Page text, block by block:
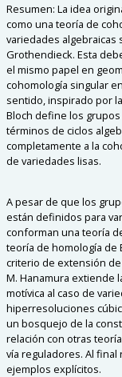
Resumen:La idea
como una teoría de
variedades algebraicas
Grothendieck. Esta
el mismo papel en
cohomología singular
sentido, inspirado por
Bloch define los
términos de ciclos
completamente a la
de variedades lisas.
A pesar de que los
están definidos para
conforman una teoría
teoría de homología de
criterio de extensión
M. Hanamura extiende
motívica al caso de
hiperresoluciones
un bosquejo de la
relación con otras
vía reguladores. Al
ejemplos explícitos.